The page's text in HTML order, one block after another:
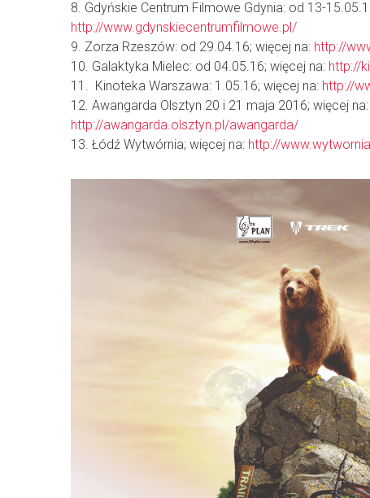
8. Gdyńskie Centrum Filmowe Gdynia: od 13-
http://www.gdynskiecentrumfilmowe.pl/
9. Zorza Rzeszów: od 29.04.16; więcej na: http://
10. Galaktyka Mielec: od 04.05.16; więcej na: http://
11. Kinoteka Warszawa: 1.05.16; więcej na: http://
12. Awangarda Olsztyn 20 i 21 maja 2016; więcej na:
http://awangarda.olsztyn.pl/awangarda/
13. Łódź Wytwórnia; więcej na: http://